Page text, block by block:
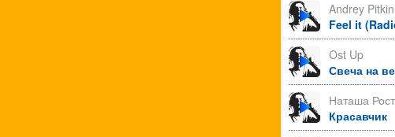
Andrey Pitkin
Feel it
Ost Up
Свеча на
Наташа
Красавчик